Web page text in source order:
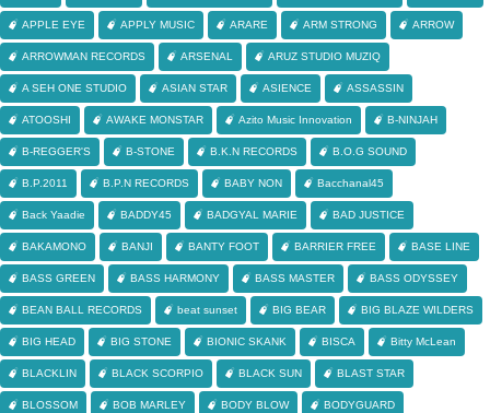
APPLE EYE APPLY MUSIC ARARE ARM STRONG ARROW
ARROWMAN RECORDS ARSENAL ARUZ STUDIO MUZIQ
A SEH ONE STUDIO ASIAN STAR ASIENCE ASSASSIN
ATOOSHI AWAKE MONSTAR Azito Music Innovation B-NINJAH
B-REGGER'S B-STONE B.K.N RECORDS B.O.G SOUND
B.P.2011 B.P.N RECORDS BABY NON Bacchanal45
Back Yaadie BADDY45 BADGYAL MARIE BAD JUSTICE
BAKAMONO BANJI BANTY FOOT BARRIER FREE BASE LINE
BASS GREEN BASS HARMONY BASS MASTER BASS ODYSSEY
BEAN BALL RECORDS beat sunset BIG BEAR BIG BLAZE WILDERS
BIG HEAD BIG STONE BIONIC SKANK BISCA Bitty McLean
BLACKLIN BLACK SCORPIO BLACK SUN BLAST STAR
BLOSSOM BOB MARLEY BODY BLOW BODYGUARD